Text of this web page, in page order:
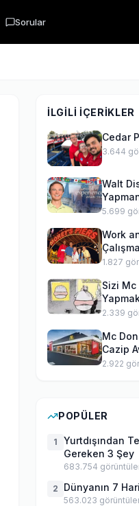
Sorular
İLGILI İÇERIKLER
Cedar
3.644
Walt
5.699
Work
1.827
Sizi
2.339
Mc
Cazip
2.922
POPÜLER
1
Yurtdışından
Gereken 3 Şey
683.754
2 Dünyanın 7
563.023